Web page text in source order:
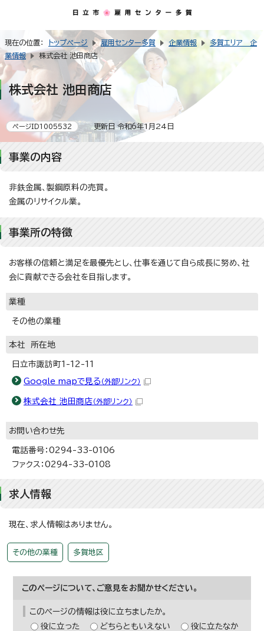
現在の位置： トップページ 雇用センター多賀 企業情報
多賀エリア 企
業情報
株式会社 池田商店
株式会社 池田商店
ページID1005532 更新日 令和6年1月24日
事業の内容
非鉄金属、製鋼原料の売買。
金属のリサイクル業。
事業所の特徴
お客様の信頼と満足を最優先とし、仕事を通じて自ら成長に努め、社
会に貢献できる会社を目指します。
業種
その他の業種
本社 所在地
日立市諏訪町1-12-11
Google mapで見る （外部リンク）
株式会社 池田商店（外部リンク）
お問い合わせ先
電話番号：0294-33-0106
ファクス：0294-33-0108
求人情報
現在、求人情報はありません。
その他の業種 多賀地区
このページについて、ご意見をお聞かせください。
このページの情報は役に立ちましたか。
役に立った
どちらともいえない
役に立たなか